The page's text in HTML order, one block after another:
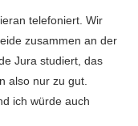
telefoniert. Wir
zusammen an der
Jura studiert, das
also nur zu gut.
ich würde auch